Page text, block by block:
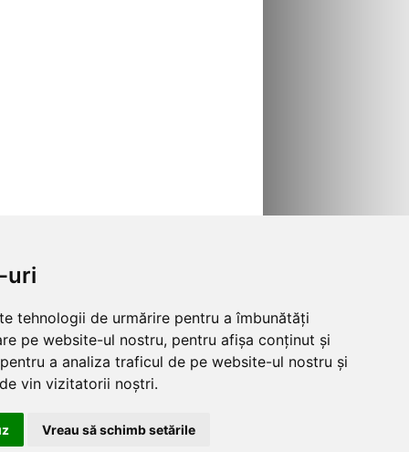
uri
tehnologii de urmărire pentru a îmbunătăți
pe website-ul nostru, pentru afișa conținut și
a analiza traficul de pe website-ul nostru și
vin vizitatorii noștri.
Vreau să schimb setările